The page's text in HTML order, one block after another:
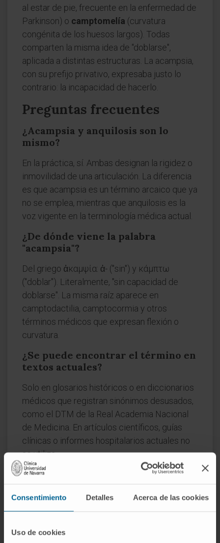
Consentimiento Detalles Acerca de las cookies
Uso de cookies
al estar de pie, frecuente en la enfermedad de
Parkinson) o camptomelía (curvatura
congénita de los huesos largos). Todas
comparten la misma idea de "doblarse",
aplicada a distintas estructuras. La acampsia,
con su prefijo privativo, expresaba justo lo
contrario: la incapacidad de hacerlo.
Preguntas frecuentes
¿Acampsia y anquilosis son lo
mismo?
En la práctica, sí. Ambas designan la rigidez o
inmovilidad de una articulación. La diferencia
es que acampsia es un término arcaico que ya
no se emplea, mientras que anquilosis es la
voz vigente en la terminología médica actual.
¿De dónde viene la palabra
"acampsia"?
Del griego ἀκαμψία: ἀ- ("sin") y κάμπτω
("doblar"). Literalmente, "sin capacidad de
doblarse". La misma raíz aparece en
camptodactilia, camptocormia y otros
términos médicos que expresan flexión o
curvatura.
¿Se puede encontrar el término en
textos actuales?
Solo en glosarios históricos o en diccionarios
médicos que registran sinónimos desusados,
como el DTM de la Real Academia Nacional
de Medicina. En artículos científicos, guías
clínicas o informes hospitalarios actuales no
se utiliza.
Referencias
Real Academia Nacional de Medicina de
España.Anquilosis. Diccionario de
Biblioteca Nacional de Medicina de